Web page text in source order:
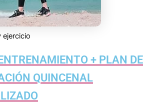
ejercicio
+ PLAN DE
QUINCENAL